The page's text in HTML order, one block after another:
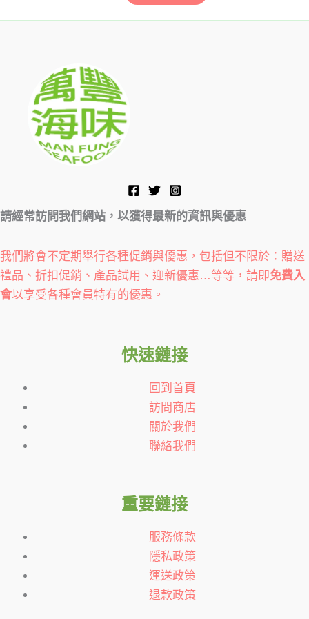
請經常訪問我們網站，以獲得最新的資訊與優惠
我們將會不定期舉行各種促銷與優惠，包括但不限於：贈送
禮品、折扣促銷、產品試用、迎新優惠…等等，請即免費入
會以享受各種會員特有的優惠。
快速鏈接
回到首頁
訪問商店
關於我們
聯絡我們
重要鏈接
服務條款
隱私政策
運送政策
退款政策